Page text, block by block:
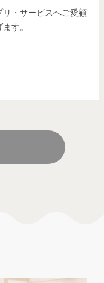
・サービスへご愛顧
す。